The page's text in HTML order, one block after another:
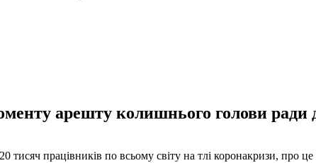
арешту колишнього голови ради
працівників по всьому світу на тлі коронакризи, про це